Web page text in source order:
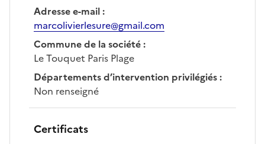
Adresse e-mail:
marcolivierlesure@gmail.com
Commune de la société:
Le Touquet Paris Plage
Départements d’intervention privilégiés:
Non renseigné
Certificats